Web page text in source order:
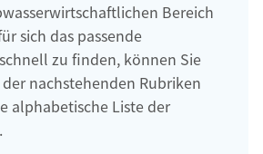
Bereich
sich das passende
zu finden, können Sie
nachstehenden Rubriken
alphabetische Liste der